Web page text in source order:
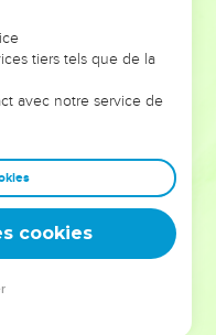
les doutes, les erreurs
alors même que ce
et responsables
afin que leurs erreurs
un ministère, une
expérience est faite
tiers tels que de la
avec notre service de
cookies